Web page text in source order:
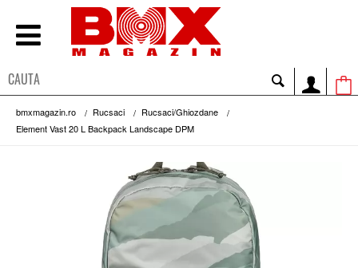
bmxmagazin.ro Rucsaci
Rucsaci/Ghiozdane
Element Vast 20 L Backpack Landscape DPM